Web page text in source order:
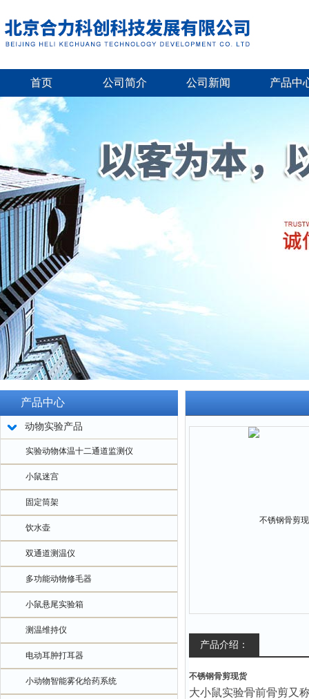
首页 公司简介 公司新闻 产品中
产品中心
动物实验产品
实验动物体温十二通道监测仪
小鼠迷宫
固定筒架
饮水壶
双通道测温仪
多功能动物修毛器
小鼠悬尾实验箱
测温维持仪
电动耳肿打耳器
小动物智能雾化给药系统
产品介绍：
不锈钢骨剪现货
大小鼠实验骨前骨剪又